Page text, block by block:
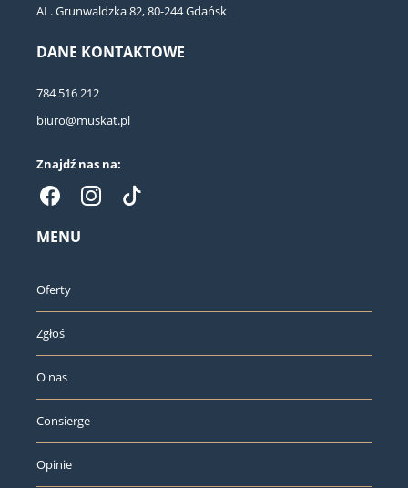
AL. Grunwaldzka 82, 80-244 Gdańsk
DANE KONTAKTOWE
784 516 212
biuro@muskat.pl
Znajdź nas na:
MENU
Oferty
Zgłoś
O nas
Consierge
Opinie